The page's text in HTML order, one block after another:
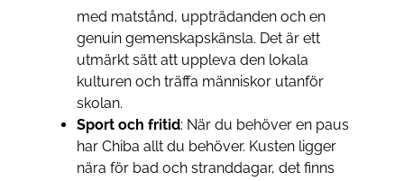
med matstånd, uppträdanden och en
genuin gemenskapskänsla. Det är ett
utmärkt sätt att uppleva den lokala
kulturen och träffa människor utanför
skolan.
Sport och fritid: När du behöver en paus
har Chiba allt du behöver. Kusten ligger
nära för bad och stranddagar, det finns